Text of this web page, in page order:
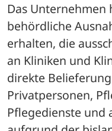
Das Unternehmen
behördliche
erhalten, die
an Kliniken und
direkte
Privatpersonen,
Pflegedienste und